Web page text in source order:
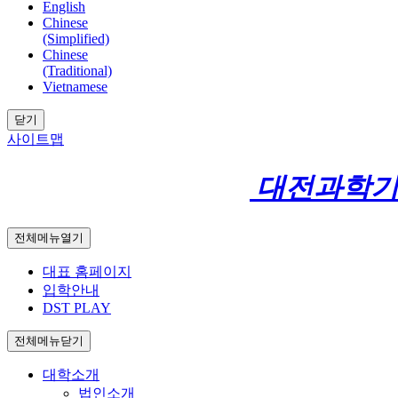
English
Chinese
(Simplified)
Chinese
(Traditional)
Vietnamese
닫기
사이트맵
대전과학
전체메뉴열기
대표 홈페이지
입학안내
DST PLAY
전체메뉴닫기
대학소개
법인소개